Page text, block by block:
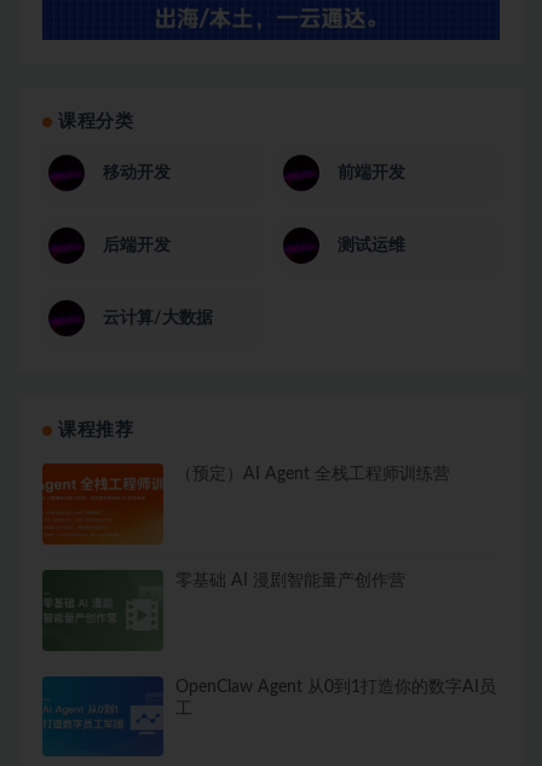
课程分类
移动开发 前端开发
后端开发 测试运维
云计算/大数据
课程推荐
（预定）AI Agent 全栈工程师训练营
零基础 AI 漫剧智能量产创作营
OpenClaw Agent 从0到1打造你的数字AI员